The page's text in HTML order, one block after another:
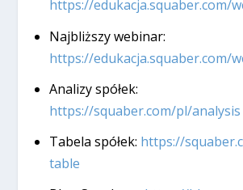
https://edukacja.squaber.com/
Najbliższy webinar:
https://edukacja.squaber.com/
Analizy spółek:
https://squaber.com/pl/analysis
Tabela spółek: https://
table